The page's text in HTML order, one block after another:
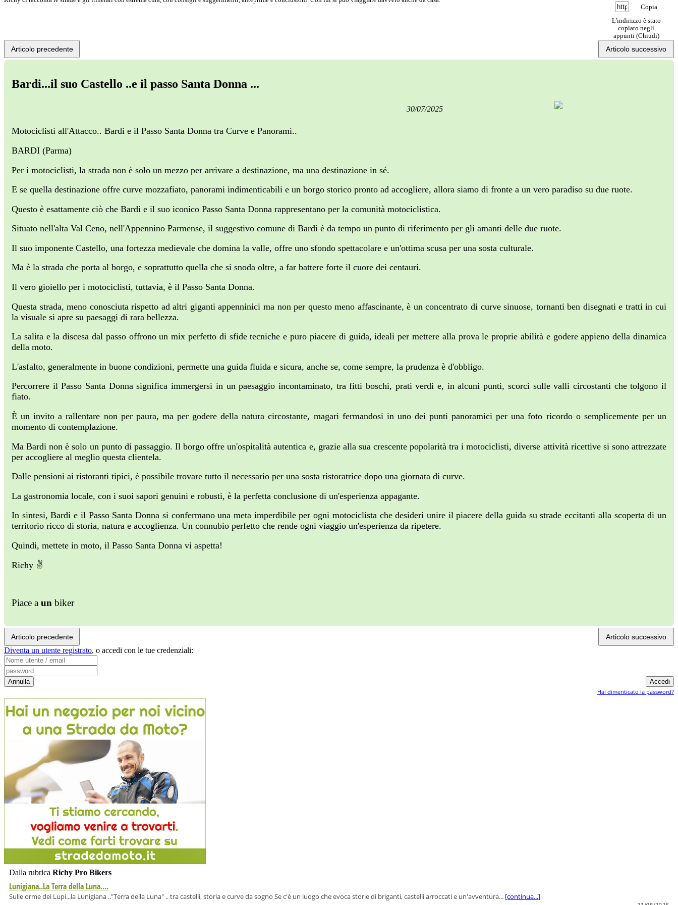
Copia
L'indirizzo è stato
copiato negli
appunti (Chiudi)
Articolo precedente Articolo successivo
Bardi...il suo Castello ..e il passo Santa Donna ...
30/07/2025
Motociclisti all'Attacco.. Bardi e il Passo Santa Donna tra Curve e Panorami..
BARDI (Parma)
Per i motociclisti, la strada non è solo un mezzo per arrivare a destinazione, ma una destinazione in sé.
E se quella destinazione offre curve mozzafiato, panorami indimenticabili e un borgo storico pronto ad accogliere, allora siamo di fronte a un vero paradiso su due ruote.
Questo è esattamente ciò che Bardi e il suo iconico Passo Santa Donna rappresentano per la comunità motociclistica.
Situato nell'alta Val Ceno, nell'Appennino Parmense, il suggestivo comune di Bardi è da tempo un punto di riferimento per gli amanti delle due ruote.
Il suo imponente Castello, una fortezza medievale che domina la valle, offre uno sfondo spettacolare e un'ottima scusa per una sosta culturale.
Ma è la strada che porta al borgo, e soprattutto quella che si snoda oltre, a far battere forte il cuore dei centauri.
Il vero gioiello per i motociclisti, tuttavia, è il Passo Santa Donna.
Questa strada, meno conosciuta rispetto ad altri giganti appenninici ma non per questo meno affascinante, è un concentrato di curve sinuose, tornanti ben disegnati e tratti in cui
la visuale si apre su paesaggi di rara bellezza.
La salita e la discesa dal passo offrono un mix perfetto di sfide tecniche e puro piacere di guida, ideali per mettere alla prova le proprie abilità e godere appieno della dinamica
della moto.
L'asfalto, generalmente in buone condizioni, permette una guida fluida e sicura, anche se, come sempre, la prudenza è d'obbligo.
Percorrere il Passo Santa Donna significa immergersi in un paesaggio incontaminato, tra fitti boschi, prati verdi e, in alcuni punti, scorci sulle valli circostanti che tolgono il
fiato.
È un invito a rallentare non per paura, ma per godere della natura circostante, magari fermandosi in uno dei punti panoramici per una foto ricordo o semplicemente per un
momento di contemplazione.
Ma Bardi non è solo un punto di passaggio. Il borgo offre un'ospitalità autentica e, grazie alla sua crescente popolarità tra i motociclisti, diverse attività ricettive si sono attrezzate
per accogliere al meglio questa clientela.
Dalle pensioni ai ristoranti tipici, è possibile trovare tutto il necessario per una sosta ristoratrice dopo una giornata di curve.
La gastronomia locale, con i suoi sapori genuini e robusti, è la perfetta conclusione di un'esperienza appagante.
In sintesi, Bardi e il Passo Santa Donna si confermano una meta imperdibile per ogni motociclista che desideri unire il piacere della guida su strade eccitanti alla scoperta di un
territorio ricco di storia, natura e accoglienza. Un connubio perfetto che rende ogni viaggio un'esperienza da ripetere.
Quindi, mettete in moto, il Passo Santa Donna vi aspetta!
Richy ✌
Piace a un biker
Articolo precedente Articolo successivo
Diventa un utente registrato, o accedi con le tue credenziali:
Hai dimenticato la password?
Dalla rubrica Richy Pro Bikers
Lunigiana..La Terra della Luna....
Sulle orme dei Lupi...la Lunigiana .."Terra della Luna" .. tra castelli, storia e curve da sogno Se c'è un luogo che evoca storie di briganti, castelli arroccati e un'avventura... [continua...]